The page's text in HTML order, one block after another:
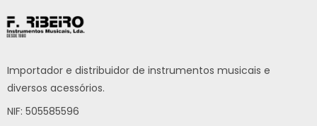
Importador e distribuidor de instrumentos musicais e
diversos acessórios.
NIF: 505585596